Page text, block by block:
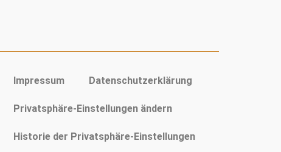
Impressum Datenschutzerklärung
Privatsphäre-Einstellungen ändern
Historie der Privatsphäre-Einstellungen